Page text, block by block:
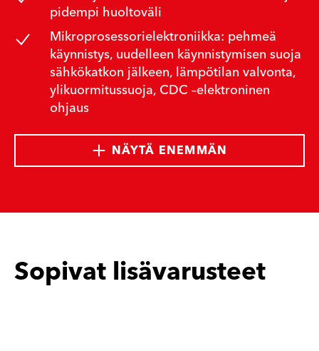
pidempi huoltoväli
Mikroprosessorielektroniikka: pehmeä
käynnistys, uudelleen käynnistymisen suoja
sähkökatkon jälkeen, lämpötilan valvonta,
ylikuormitussuoja, CDC –elektroninen
ohjaus
NÄYTÄ ENEMMÄN
Sopivat lisävarusteet